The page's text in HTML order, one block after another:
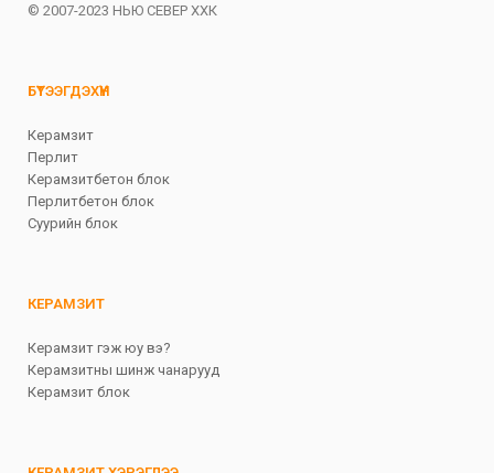
© 2007-2023 НЬЮ СЕВЕР ХХК
БҮТЭЭГДЭХҮҮН
Керамзит
Перлит
Керамзитбетон блок
Перлитбетон блок
Суурийн блок
КЕРАМЗИТ
Керамзит гэж юу вэ?
Керамзитны шинж чанарууд
Керамзит блок